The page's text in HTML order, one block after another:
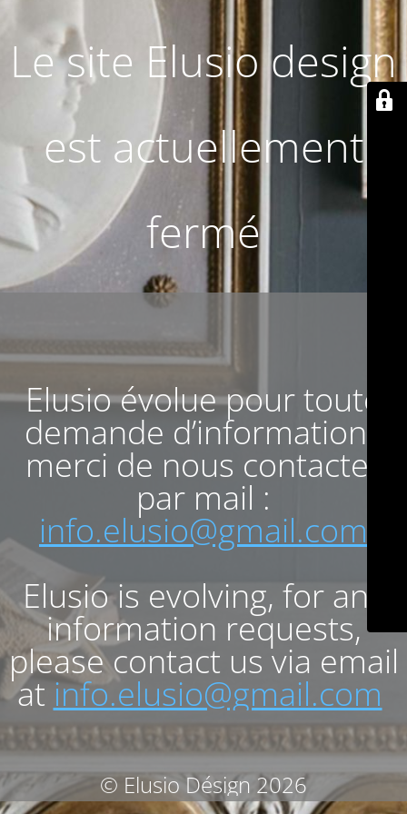
Le site Elusio design
est actuellement
fermé
Elusio évolue pour toute
demande d’informations
merci de nous contacter
par mail :
info.elusio@gmail.com
Elusio is evolving, for any
information requests,
please contact us via email
at info.elusio@gmail.com
© Elusio Désign 2026